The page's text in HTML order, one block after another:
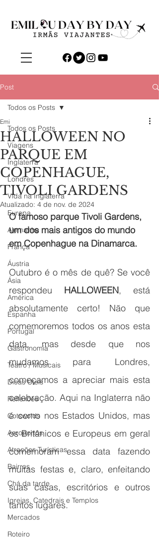
Post
Todos os Posts
Viagens
Inglaterra
Londres
Vida na Inglaterra
Europa
Alemanha
França
Áustria
Ásia
América
Espanha
Portugal
Gastronomia
Teatro / Musicais
Dicas Úteis
Reflexões
Cotswolds
Aeroportos
Atrações Turísticas
Bairros
Chá da tarde
Igrejas, Catedrais e Templos
Mercados
Roteiro
Todos os Posts
HALLOWEEN NO
PARQUE EM
COPENHAGUE,
TIVOLI GARDENS
Emi
Atualizado: 4 de nov. de 2024
O famoso parque Tivoli Gardens,
um dos mais antigos do mundo
em Copenhague na Dinamarca.
Outubro é o mês de quê? Se você
respondeu HALLOWEEN, está
absolutamente certo! Não que
comemoremos todos os anos esta
data, mas desde que nos
mudamos para Londres,
começamos a apreciar mais esta
celebração. Aqui na Inglaterra não
é como nos Estados Unidos, mas
os Britânicos e Europeus em geral
comemoram essa data fazendo
muitas festas e, claro, enfeitando
suas casas, escritórios e outros
tantos lugares.